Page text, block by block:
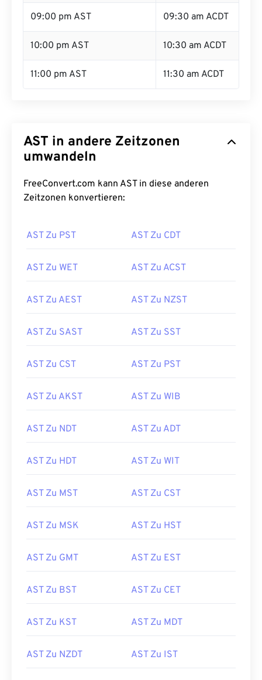
09:00 pm AST 09:30 am ACDT
10:00 pm AST 10:30 am ACDT
11:00 pm AST 11:30 am ACDT
AST in andere Zeitzonen
umwandeln
FreeConvert.com kann AST in diese anderen
Zeitzonen konvertieren:
AST Zu PST AST Zu CDT
AST Zu WET AST Zu ACST
AST Zu AEST AST Zu NZST
AST Zu SAST AST Zu SST
AST Zu CST AST Zu PST
AST Zu AKST AST Zu WIB
AST Zu NDT AST Zu ADT
AST Zu HDT AST Zu WIT
AST Zu MST AST Zu CST
AST Zu MSK AST Zu HST
AST Zu GMT AST Zu EST
AST Zu BST AST Zu CET
AST Zu KST AST Zu MDT
AST Zu NZDT AST Zu IST